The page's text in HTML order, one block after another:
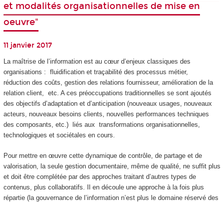
et modalités organisationnelles de mise en
oeuvre"
11 janvier 2017
La maîtrise de l’information est au cœur d’enjeux classiques des
organisations : fluidification et traçabilité des processus métier,
réduction des coûts, gestion des relations fournisseur, amélioration de la
relation client, etc. A ces préoccupations traditionnelles se sont ajoutés
des objectifs d’adaptation et d’anticipation (nouveaux usages, nouveaux
acteurs, nouveaux besoins clients, nouvelles performances techniques
des composants, etc.) liés aux transformations organisationnelles,
technologiques et sociétales en cours.
Pour mettre en œuvre cette dynamique de contrôle, de partage et de
valorisation, la seule gestion documentaire, même de qualité, ne suffit plus
et doit être complétée par des approches traitant d’autres types de
contenus, plus collaboratifs. Il en découle une approche à la fois plus
répartie (la gouvernance de l’information n’est plus le domaine réservé des